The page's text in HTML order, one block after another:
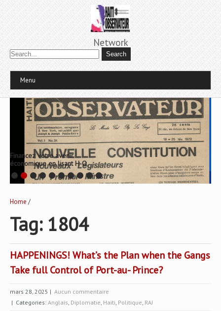
Network
Menu
Financez votre avenir
économique en lisant H-O
Home /
Tag: 1804
HAPPENINGS! What’s the Plan when the Gangs
Take full Control of Port-au- Prince?
mars 28, 2025 | Aucun commentaire
| Categories: Anglais, Diplomatie, Haïti, Politique, RAJ